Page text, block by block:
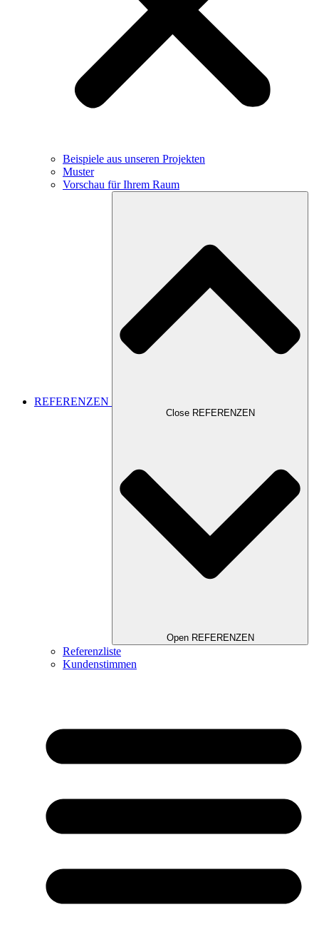
Beispiele aus unseren Projekten
Muster
Vorschau für Ihrem Raum
REFERENZEN
Close REFERENZEN
Open REFERENZEN
Referenzliste
Kundenstimmen